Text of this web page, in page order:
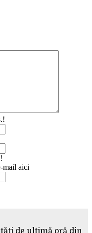
mail aici
de ultimă oră din